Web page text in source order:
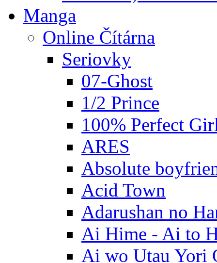
Manga
Online Čítárna
Seriovky
07-Ghost
1/2 Prince
100% Perfect
ARES
Absolute
Acid Town
Adarushan no
Ai Hime - Ai to
Ai wo Utau Yori